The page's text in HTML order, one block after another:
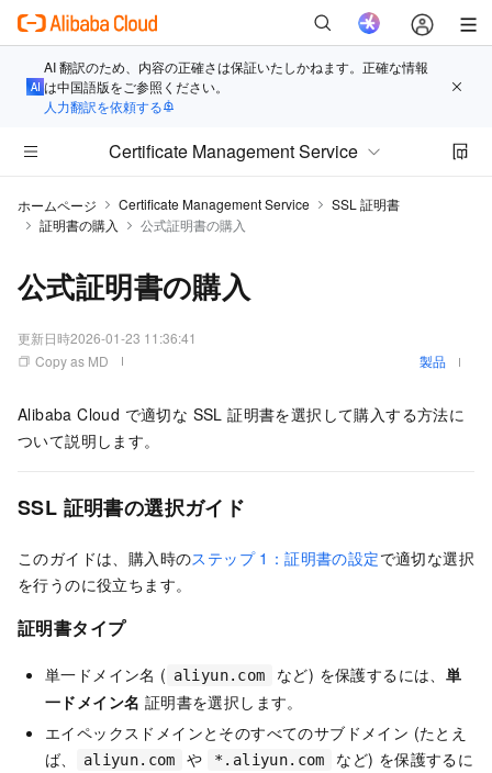
AI 翻訳のため、内容の正確さは保証いたしかねます。正確な情報
は中国語版をご参照ください。
人力翻訳を依頼する
Certificate Management Service
ホームページ Certificate Management Service
SSL 証明書
証明書の購入
公式証明書の購入
公式証明書の購入
更新日時2026-01-23 11:36:41
Copy as MD
製品
Alibaba Cloud で適切な SSL 証明書を選択して購入する方法に
ついて説明します。
SSL 証明書の選択ガイド
このガイドは、購入時のステップ 1：証明書の設定で適切な選択
を行うのに役立ちます。
証明書タイプ
単一ドメイン名 ( aliyun.com など) を保護するには、 単
一ドメイン名 証明書を選択します。
エイペックスドメインとそのすべてのサブドメイン (たとえ
ば、
aliyun.com や *.aliyun.com
など) を保護するに